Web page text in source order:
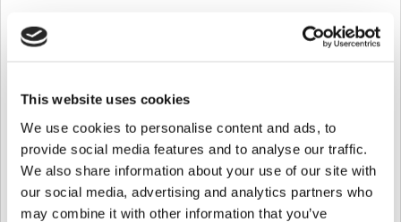
This website uses cookies
We use cookies to personalise content and ads, to
provide social media features and to analyse our traffic.
We also share information about your use of our site with
our social media, advertising and analytics partners who
may combine it with other information that you’ve
ユーザーグループのユーザーを検索すると結果が表示しません。